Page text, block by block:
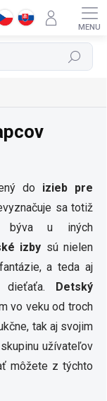
Hľadať
doizieb pre
sa totiž
býva u iných
izby sú nielen
a teda aj
dieťaťa. Detský
vo veku od troch
tak aj svojim
užívateľov
môžete z týchto